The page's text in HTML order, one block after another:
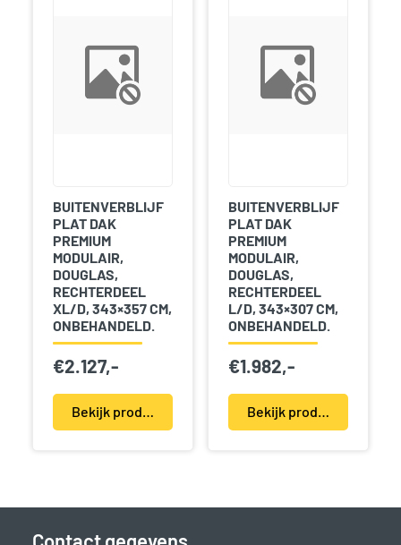
BUITENVERBLIJF
PLAT DAK
PREMIUM
MODULAIR,
DOUGLAS,
RECHTERDEEL
XL/D, 343×357 CM,
ONBEHANDELD.
€2.127,-
Bekijk product(en)
BUITENVERBLIJF
PLAT DAK
PREMIUM
MODULAIR,
DOUGLAS,
RECHTERDEEL
L/D, 343×307 CM,
ONBEHANDELD.
€1.982,-
Bekijk product(en)